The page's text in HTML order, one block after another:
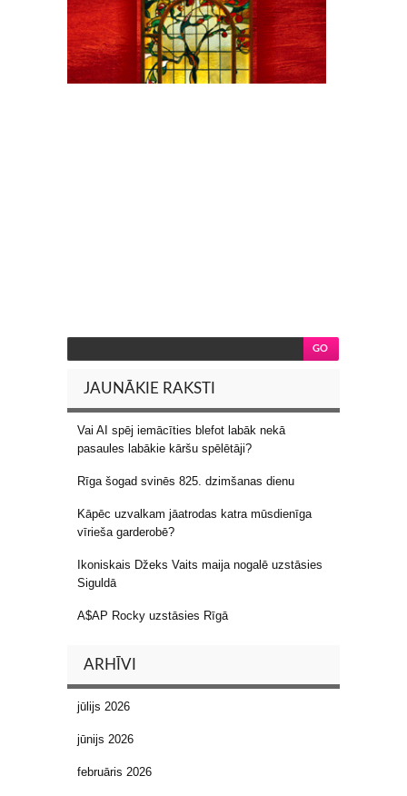
JAUNĀKIE RAKSTI
Vai AI spēj iemācīties blefot labāk nekā
pasaules labākie kāršu spēlētāji?
Rīga šogad svinēs 825. dzimšanas dienu
Kāpēc uzvalkam jāatrodas katra mūsdienīga
vīrieša garderobē?
Ikoniskais Džeks Vaits maija nogalē uzstāsies
Siguldā
A$AP Rocky uzstāsies Rīgā
ARHĪVI
jūlijs 2026
jūnijs 2026
februāris 2026